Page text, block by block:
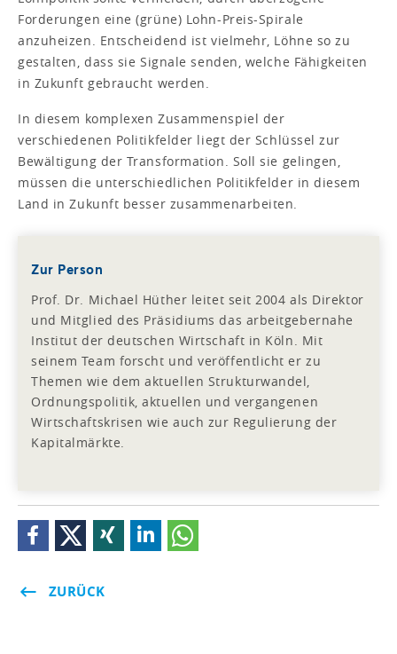
Forderungen eine (grüne) Lohn-Preis-Spirale
anzuheizen. Entscheidend ist vielmehr, Löhne so zu
gestalten, dass sie Signale senden, welche Fähigkeiten
in Zukunft gebraucht werden.
In diesem komplexen Zusammenspiel der
verschiedenen Politikfelder liegt der Schlüssel zur
Bewältigung der Transformation. Soll sie gelingen,
müssen die unterschiedlichen Politikfelder in diesem
Land in Zukunft besser zusammenarbeiten.
Zur Person
Prof. Dr. Michael Hüther leitet seit 2004 als Direktor
und Mitglied des Präsidiums das arbeitgebernahe
Institut der deutschen Wirtschaft in Köln. Mit
seinem Team forscht und veröffentlicht er zu
Themen wie dem aktuellen Strukturwandel,
Ordnungspolitik, aktuellen und vergangenen
Wirtschaftskrisen wie auch zur Regulierung der
Kapitalmärkte.
ZURÜCK